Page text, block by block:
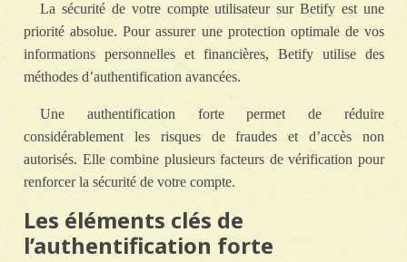
La sécurité de votre compte utilisateur sur Betify est une
priorité absolue. Pour assurer une protection optimale de vos
informations personnelles et financières, Betify utilise des
méthodes d’authentification avancées.
Une authentification forte permet de réduire
considérablement les risques de fraudes et d’accès non
autorisés. Elle combine plusieurs facteurs de vérification pour
renforcer la sécurité de votre compte.
Les éléments clés de
l’authentification forte